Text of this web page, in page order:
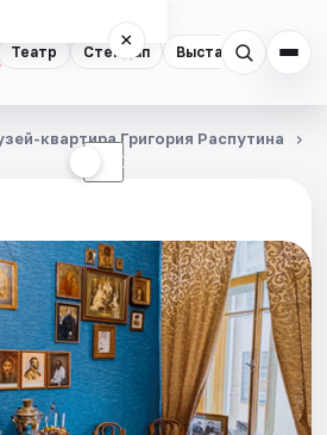
Театр Стендап Выставки
×
☾
квартира Григория Распутина